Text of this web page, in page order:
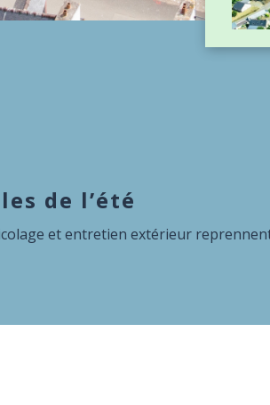
votre recensement.